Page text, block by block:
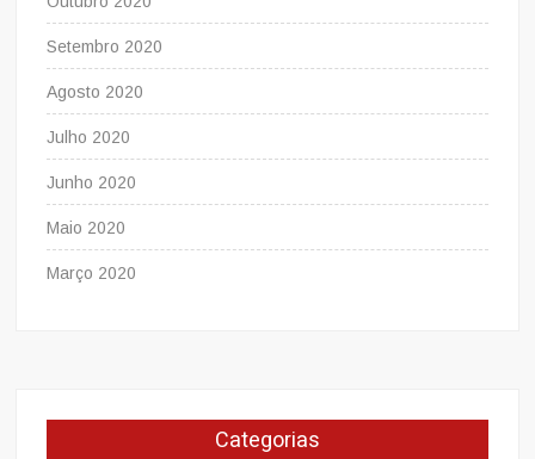
Setembro 2020
Agosto 2020
Julho 2020
Junho 2020
Maio 2020
Março 2020
Categorias